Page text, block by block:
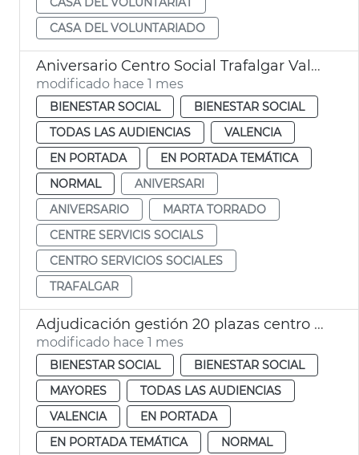
CASA DEL VOLUNTARIADO
Aniversario Centro Social Trafalgar València
modificado hace 1 mes
BIENESTAR SOCIAL
BIENESTAR SOCIAL
TODAS LAS AUDIENCIAS
VALENCIA
EN PORTADA
EN PORTADA TEMÁTICA
NORMAL
ANIVERSARI
ANIVERSARIO
MARTA TORRADO
CENTRE SERVICIS SOCIALS
CENTRO SERVICIOS SOCIALES
TRAFALGAR
Adjudicación gestión 20 plazas centro día privados València
modificado hace 1 mes
BIENESTAR SOCIAL
BIENESTAR SOCIAL
MAYORES
TODAS LAS AUDIENCIAS
VALENCIA
EN PORTADA
EN PORTADA TEMÁTICA
NORMAL